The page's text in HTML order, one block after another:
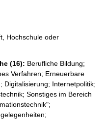
Hochschule oder
(16): Berufliche Bildung;
Verfahren; Erneuerbare
Digitalisierung; Internetpolitik;
Sonstiges im Bereich